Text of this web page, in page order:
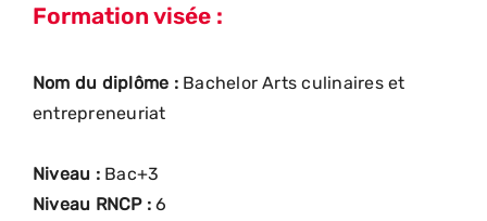
Formation visée :
Nom du diplôme : Bachelor Arts culinaires et
entrepreneuriat
Niveau : Bac+3
Niveau RNCP :6